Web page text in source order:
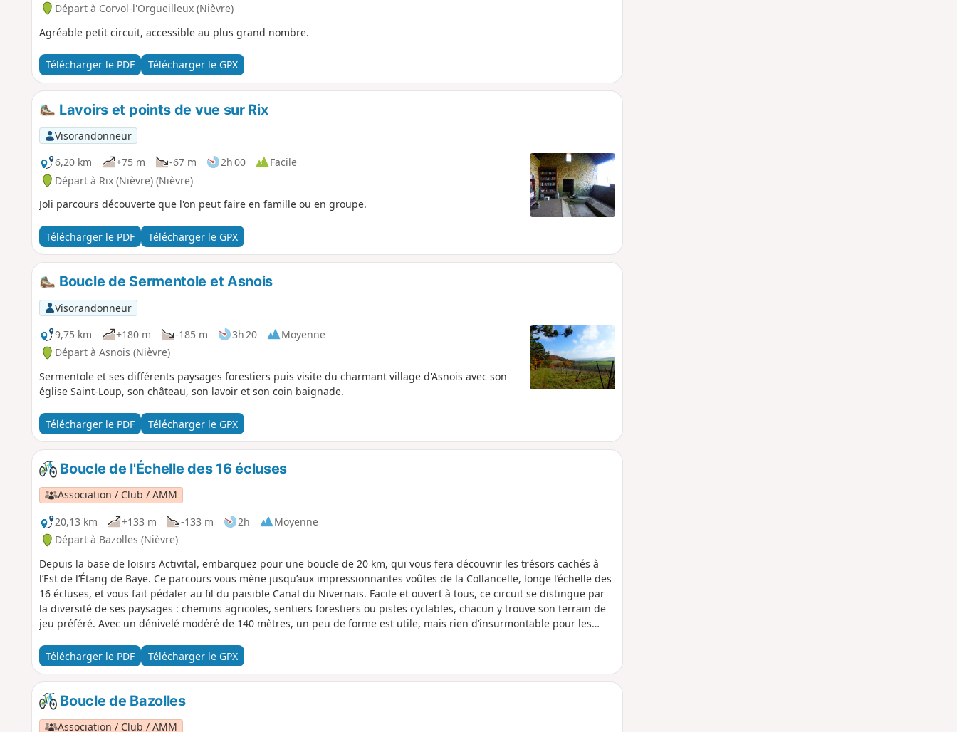
Départ à Corvol-l'Orgueilleux (Nièvre)
Agréable petit circuit, accessible au plus grand nombre.
Télécharger le PDF Télécharger le GPX
Lavoirs et points de vue sur Rix
Visorandonneur
6,20 km
+75 m -67 m 2h 00
Facile
Départ à Rix (Nièvre) (Nièvre)
Joli parcours découverte que l'on peut faire en famille ou en groupe.
Télécharger le PDF Télécharger le GPX
Boucle de Sermentole et Asnois
Visorandonneur
9,75 km
+180 m -185 m 3h 20
Moyenne
Départ à Asnois (Nièvre)
Sermentole et ses différents paysages forestiers puis visite du charmant village d'Asnois avec son
église Saint-Loup, son château, son lavoir et son coin baignade.
Télécharger le PDF Télécharger le GPX
Boucle de l'Échelle des 16 écluses
Association / Club / AMM
20,13 km
+133 m -133 m 2h
Moyenne
Départ à Bazolles (Nièvre)
Depuis la base de loisirs Activital, embarquez pour une boucle de 20 km, qui vous fera découvrir les trésors cachés à
l’Est de l’Étang de Baye. Ce parcours vous mène jusqu’aux impressionnantes voûtes de la Collancelle, longe l’échelle des
16 écluses, et vous fait pédaler au fil du paisible Canal du Nivernais. Facile et ouvert à tous, ce circuit se distingue par
la diversité de ses paysages : chemins agricoles, sentiers forestiers ou pistes cyclables, chacun y trouve son terrain de
jeu préféré. Avec un dénivelé modéré de 140 mètres, un peu de forme est utile, mais rien d’insurmontable pour les
bol d’air en pleine nature !
Télécharger le PDF Télécharger le GPX
Boucle de Bazolles
Association / Club / AMM